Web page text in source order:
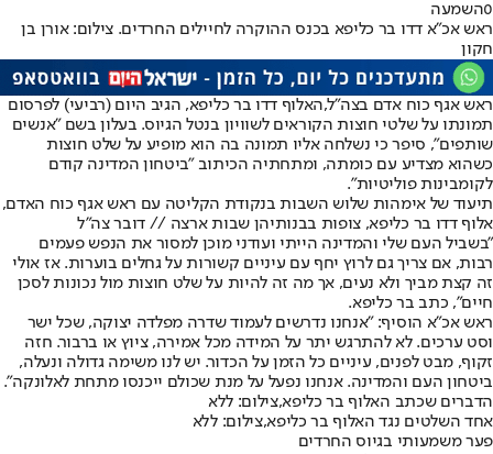
0השמעה
ראש אכ"א דדו בר כליפא בכנס ההוקרה לחיילים החרדים. צילום: אורן בן
חקון
ראש אגף כוח אדם בצה"ל,האלוף דדו בר כליפא, הגיב היום (רביעי) לפרסום
תמונתו על שלטי חוצות הקוראים לשוויון בנטל הגיוס. בעלון בשם "אנשים
שותפים", סיפר כי נשלחה אליו תמונה בה הוא מופיע על שלט חוצות
כשהוא מצדיע עם כומתה, ומתחתיה הכיתוב "ביטחון המדינה קודם
לקומבינות פוליטיות".
תיעוד של אימהות שלוש השבות בנקודת הקליטה עם ראש אגף כוח האדם,
אלוף דדו בר כליפא, צופות בבנותיהן שבות ארצה // דובר צה"ל
"בשביל העם שלי והמדינה הייתי ועודני מוכן למסור את הנפש פעמים
רבות, אם צריך גם לרוץ יחף עם עיניים קשורות על גחלים בוערות. אז אולי
זה קצת מביך ולא נעים, אך מה זה להיות על שלט חוצות מול נכונות לסכן
חיים", כתב בר כליפא.
ראש אכ"א הוסיף: "אנחנו נדרשים לעמוד שדרה מפלדה יצוקה, שכל ישר
וסט ערכים. לא להתרגש יתר על המידה מכל אמירה, ציוץ או ברבור. חזה
זקוף, מבט לפנים, עיניים כל הזמן על הכדור. יש לנו משימה גדולה ונעלה,
ביטחון העם והמדינה. אנחנו נפעל על מנת שכולם ייכנסו מתחת לאלונקה".
הדברים שכתב האלוף בר כליפא,צילום: ללא
אחד השלטים נגד האלוף בר כליפא,צילום: ללא
פער משמעותי בגיוס החרדים